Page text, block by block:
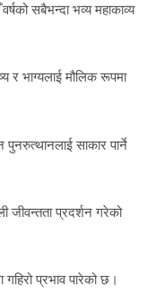
सबैभन्दा भव्य महाकाव्य
र भाग्यलाई मौलिक रूपमा
पुनरुत्थानलाई साकार पार्ने
जीवन्तता प्रदर्शन गरेको
गहिरो प्रभाव पारेको छ।